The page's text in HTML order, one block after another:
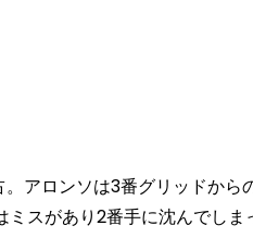
アロンソは3番グリッドから
スがあり2番手に沈んでしま